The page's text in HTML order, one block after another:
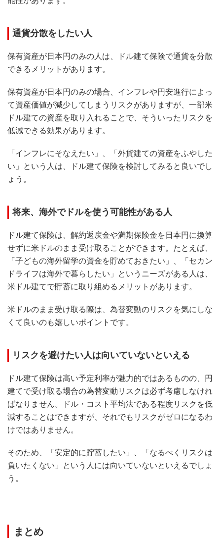
通貨分散をしたい人
保有資産が日本円のみの人は、ドル建て保険で通貨を分散
できるメリットがあります。
保有資産が日本円のみの場合、インフレや円安進行によっ
て資産価値が減少してしまうリスクがありますが、一部米
ドル建ての資産を取り入れることで、そういったリスクを
低減できる効果があります。
「インフレにそなえたい」、「外貨建ての資産をふやした
い」という人は、ドル建て保険を検討してみると良いでし
ょう。
将来、海外でドルを使う可能性がある人
ドル建て保険は、解約返戻金や満期保険金を日本円に換算
せずに米ドルのまま受け取ることができます。たとえば、
「子どもの海外留学の資金を貯めておきたい」、「セカン
ドライフは海外で暮らしたい」というニーズがある人は、
米ドル建てで貯蓄に取り組めるメリットがあります。
米ドルのまま受け取る際は、為替変動のリスクを気にしな
くて良いのも嬉しいポイントです。
リスクを避けたい人は向いていないといえる
ドル建て保険は高い予定利率が魅力的ではあるものの、円
建てで受け取る場合の為替変動リスクは必ず考慮しなけれ
ばなりません。ドル・コスト平均法である程度リスクを低
減することはできますが、それでもリスクがゼロになるわ
けではありません。
そのため、「安定的に貯蓄したい」、「なるべくリスクは
負いたくない」という人には向いていないといえるでしょ
う。
まとめ